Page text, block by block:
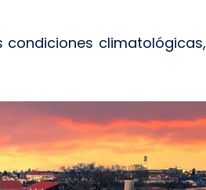
climatológicas,